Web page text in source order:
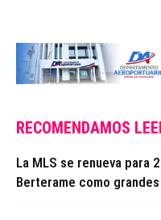
RECOMENDAMOS
La MLS se renueva para
Berterame como